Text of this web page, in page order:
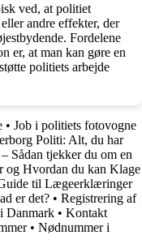
ved, at politiet
andre effekter, der
Fordelene
er, at man kan gøre en
politiets arbejde
• Job i politiets fotovogne
Politi: Alt, du har
Sådan tjekker du om en
og Hvordan du kan Klage
til Lægeerklæringer
er det? • Registrering af
Danmark • Kontakt
• Nødnummer i